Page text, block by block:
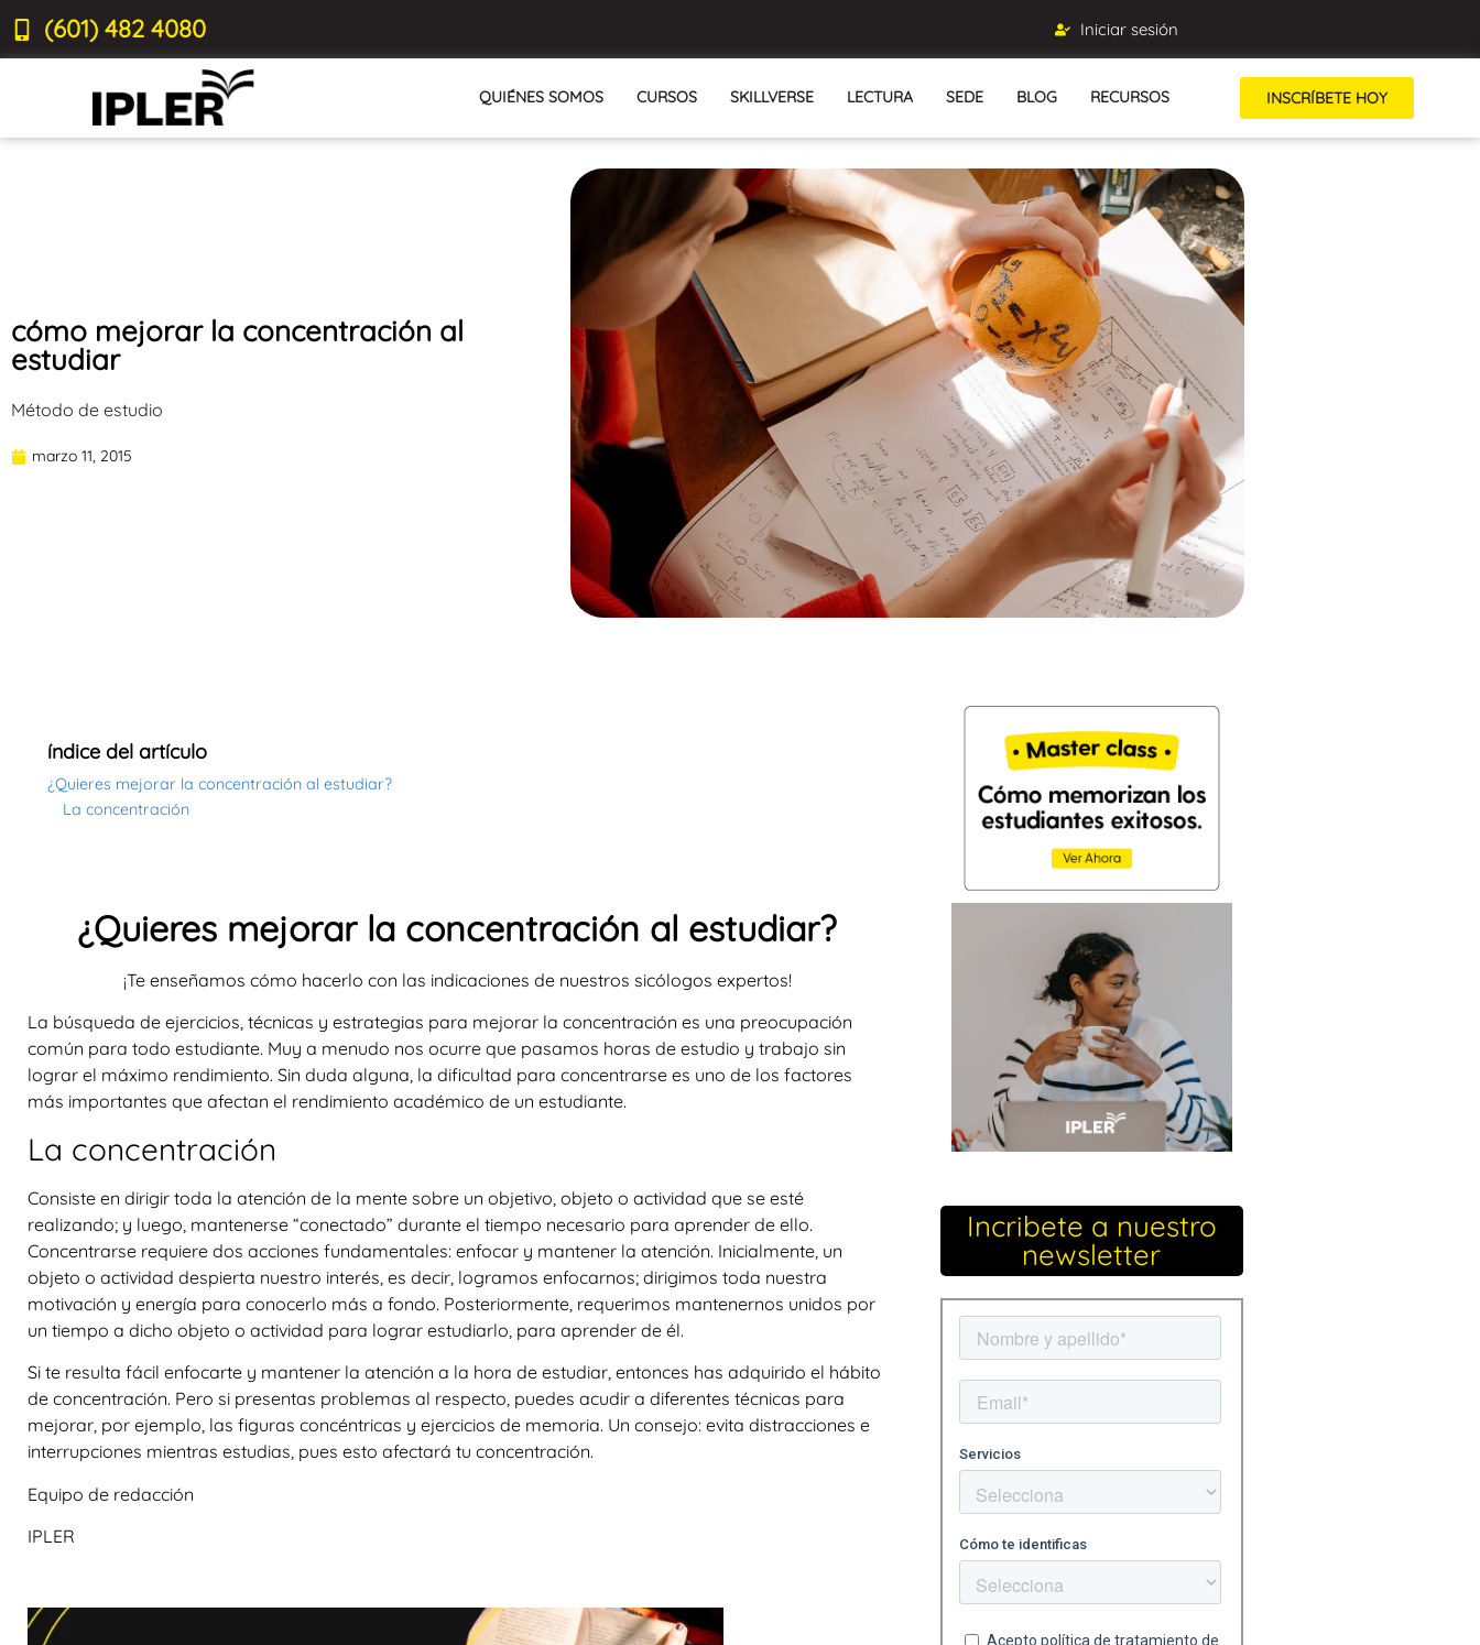
(601) 482 4080 Iniciar sesión
QUIÉNES SOMOS CURSOS SKILLVERSE LECTURA SEDE BLOG RECURSOS INSCRÍBETE HOY
cómo mejorar la concentración al
estudiar
Método de estudio
marzo 11, 2015
índice del artículo
¿Quieres mejorar la concentración al estudiar?
La concentración
¿Quieres mejorar la concentración al estudiar?
¡Te enseñamos cómo hacerlo con las indicaciones de nuestros sicólogos expertos!
La búsqueda de ejercicios, técnicas y estrategias para mejorar la concentración es una preocupación
común para todo estudiante. Muy a menudo nos ocurre que pasamos horas de estudio y trabajo sin
lograr el máximo rendimiento. Sin duda alguna, la dificultad para concentrarse es uno de los factores
más importantes que afectan el rendimiento académico de un estudiante.
La concentración
Consiste en dirigir toda la atención de la mente sobre un objetivo, objeto o actividad que se esté
realizando; y luego, mantenerse “conectado” durante el tiempo necesario para aprender de ello.
Concentrarse requiere dos acciones fundamentales: enfocar y mantener la atención. Inicialmente, un
objeto o actividad despierta nuestro interés, es decir, logramos enfocarnos; dirigimos toda nuestra
motivación y energía para conocerlo más a fondo. Posteriormente, requerimos mantenernos unidos por
un tiempo a dicho objeto o actividad para lograr estudiarlo, para aprender de él.
Si te resulta fácil enfocarte y mantener la atención a la hora de estudiar, entonces has adquirido el hábito
de concentración. Pero si presentas problemas al respecto, puedes acudir a diferentes técnicas para
mejorar, por ejemplo, las figuras concéntricas y ejercicios de memoria. Un consejo: evita distracciones e
interrupciones mientras estudias, pues esto afectará tu concentración.
Equipo de redacción
IPLER
Incribete a nuestro
newsletter